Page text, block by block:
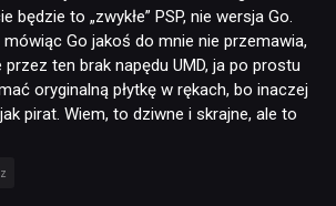
będzie to „zwykłe” PSP, nie wersja Go.
Go jakoś do mnie nie przemawia,
ten brak napędu UMD, ja po prostu
oryginalną płytkę w rękach, bo inaczej
pirat. Wiem, to dziwne i skrajne, ale to